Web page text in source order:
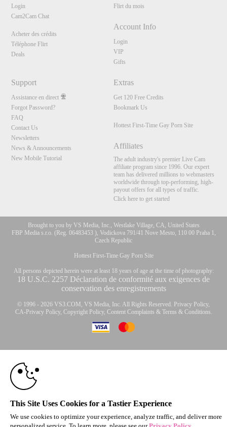
Login
Cam2Cam Chat
Acheter des crédits
Téléphone Flirt
Deals
Flirt du mois
Account Info
Login
VIP
Gifts
Support
Assistance en direct
Forgot Password?
FAQ
Contact Us
Newsletters
News & Announcements
New Mobile Tutorial
Extras
Get 120 Free Credits
Bookmark Us
Hottest First-Time Gay Porn Site
Affiliates
The adult industry's premier Live Cam
affiliate program since 1996. Our expert
team has delivered millions to webmasters
worldwide through top-performing, high-
payout offers for all types of traffic.
Click here to get started
Brought to you by VS Media, Inc., Westlake Village, CA, United States
FBP Media s.r.o. (Reg. 06483453 ), Vodickova 791/41 Nove Mesto, 110 00 Praha 1,
Czech Republic
Hottest First-Time Gay Porn Site
All persons depicted herein were at least 18 years of age at the time of photography:
18 U.S.C. 2257 Déclaration de conformité aux exigences de
conservation des enregistrements
© 1996 - 2026 VS3.COM, VS Media, Inc. All Rights Reserved. Privacy Policy,
CA-Privacy Policy, Copyright Policy, Content Complaints & Terms & Conditions.
control
This Site Uses Cookies for a Tastier Experience
We use cookies to optimize your experience, analyze traffic, and deliver more
10:00
CLAIM YOUR BONUS